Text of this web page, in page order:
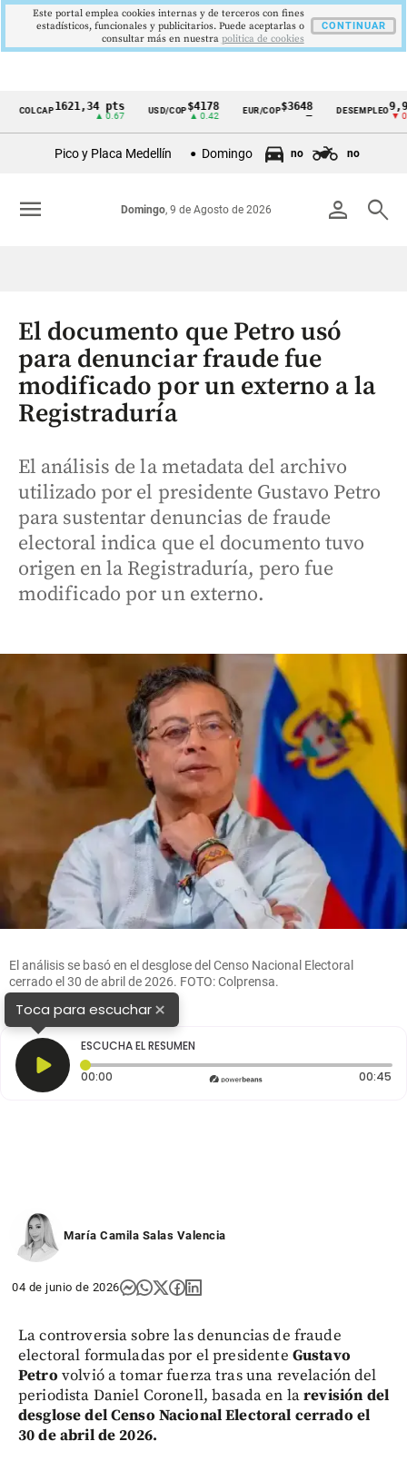
Cintillo
Colombia
1621,34 pts USD/COP$4178
▲ 0.42
EUR/COP$3648
—
DESEMPLEO9,9 %
▼ 0.30
Pico y Placa Medellín Domingo no no
person search
Domingo, 9 de Agosto de 2026
menu
El documento que Petro usó
para denunciar fraude fue
modificado por un externo a la
Registraduría
El análisis de la metadata del archivo
utilizado por el presidente Gustavo Petro
para sustentar denuncias de fraude
electoral indica que el documento tuvo
origen en la Registraduría, pero fue
modificado por un externo.
El análisis se basó en el desglose del Censo Nacional Electoral
cerrado el 30 de abril de 2026. FOTO: Colprensa.
Toca para escuchar×
ESCUCHA EL RESUMEN
00:00 Tiempo transcurrido: 0 segundos 00:45
María Camila Salas Valencia
04 de junio de 2026
La controversia sobre las denuncias de fraude
electoral formuladas por el presidente Gustavo
Petro volvió a tomar fuerza tras una revelación del
periodista Daniel Coronell, basada en larevisión del
desglose del Censo Nacional Electoral cerrado el
30 de abril de 2026.
Este portal emplea cookies internas y de terceros con fines
estadísticos, funcionales y publicitarios. Puede aceptarlas o
consultar más en nuestra politica de cookies
CONTINUAR